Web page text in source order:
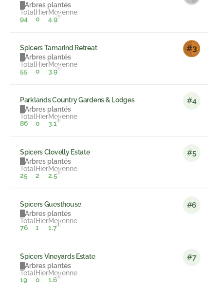
Arbres plantés
Total
94
Hier
0
Moyenne
4.9 i
Spicers Tamarind Retreat
Arbres plantés
Total
55
Hier
0
Moyenne
3.9 i
#4
Parklands Country Gardens & Lodges
Arbres plantés
Total
86
Hier
0
Moyenne
3.1 i
#5
Spicers Clovelly Estate
Arbres plantés
Total
25
Hier
2
Moyenne
2.5 i
#6
Spicers Guesthouse
Arbres plantés
Total
76
Hier
1
Moyenne
1.7 i
#7
Spicers Vineyards Estate
Arbres plantés
Total
19
Hier
0
Moyenne
1.6 i